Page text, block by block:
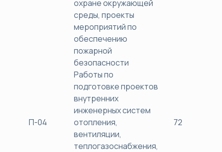
охране окружающей
среды, проекты
мероприятий по
обеспечению
пожарной
безопасности
П-04
Работы по
подготовке проектов
внутренних
инженерных систем
отопления,
вентиляции,
теплогазоснабжения,
72